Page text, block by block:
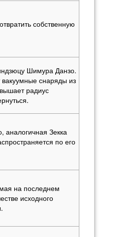
собственную
Шимура Данзо.
снаряды из
радиус
аналогичная Зекка
по его
на последнем
исходного